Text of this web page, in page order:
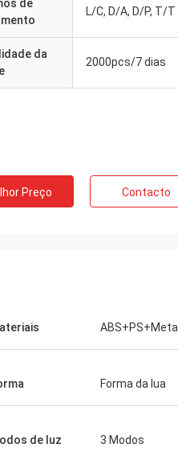
de
L/C, D/A, D/P, T/T
da
2000pcs/7 dias
Preço Contacto
ABS+PS+Metal
Forma da lua
de luz 3 Modos